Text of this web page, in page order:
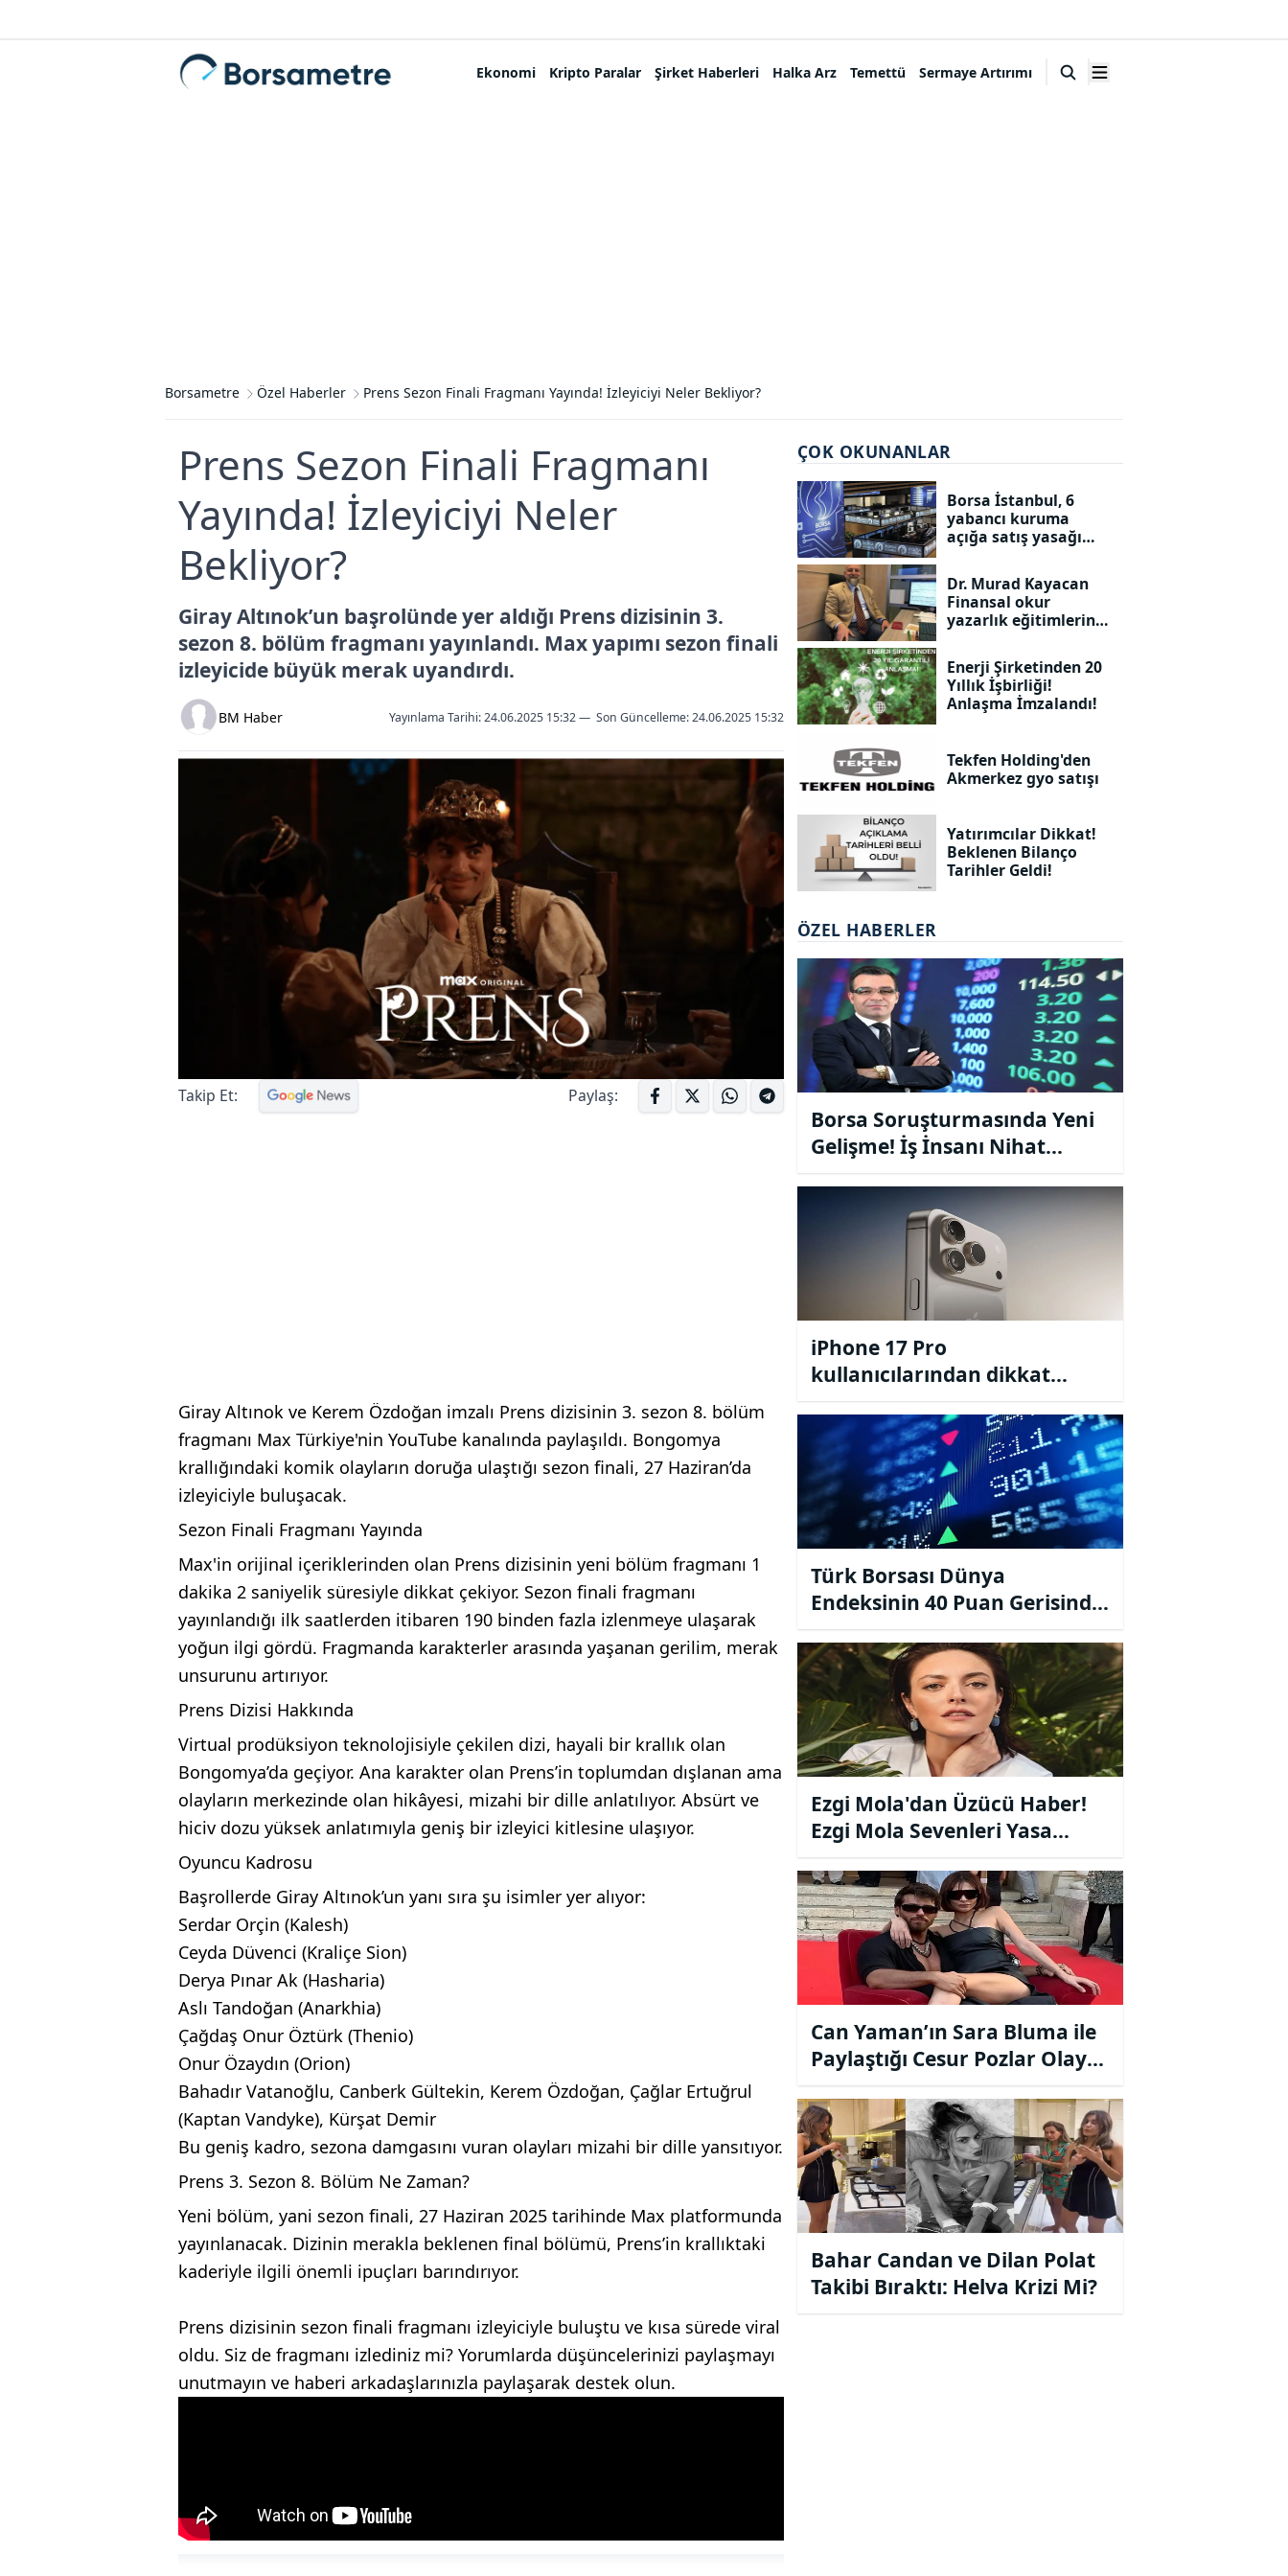
Ekonomi Kripto Paralar Şirket Haberleri Halka Arz Temettü Sermaye Artırımı
Borsametre Özel Haberler Prens Sezon Finali Fragmanı Yayında! İzleyiciyi Neler Bekliyor?
Prens Sezon Finali Fragmanı
Yayında! İzleyiciyi Neler
Bekliyor?
Giray Altınok’un başrolünde yer aldığı Prens dizisinin 3.
sezon 8. bölüm fragmanı yayınlandı. Max yapımı sezon finali
izleyicide büyük merak uyandırdı.
BM Haber Yayınlama Tarihi: 24.06.2025 15:32— Son Güncelleme:24.06.2025 15:32
Takip Et: Paylaş:
Giray Altınok ve Kerem Özdoğan imzalı Prens dizisinin 3. sezon 8. bölüm
fragmanı Max Türkiye'nin YouTube kanalında paylaşıldı. Bongomya
krallığındaki komik olayların doruğa ulaştığı sezon finali, 27 Haziran’da
izleyiciyle buluşacak.
Sezon Finali Fragmanı Yayında
Max'in orijinal içeriklerinden olan Prens dizisinin yeni bölüm fragmanı 1
dakika 2 saniyelik süresiyle dikkat çekiyor. Sezon finali fragmanı
yayınlandığı ilk saatlerden itibaren 190 binden fazla izlenmeye ulaşarak
yoğun ilgi gördü. Fragmanda karakterler arasında yaşanan gerilim, merak
unsurunu artırıyor.
Prens Dizisi Hakkında
Virtual prodüksiyon teknolojisiyle çekilen dizi, hayali bir krallık olan
Bongomya’da geçiyor. Ana karakter olan Prens’in toplumdan dışlanan ama
olayların merkezinde olan hikâyesi, mizahi bir dille anlatılıyor. Absürt ve
hiciv dozu yüksek anlatımıyla geniş bir izleyici kitlesine ulaşıyor.
Oyuncu Kadrosu
Başrollerde Giray Altınok’un yanı sıra şu isimler yer alıyor:
Serdar Orçin (Kalesh)
Ceyda Düvenci (Kraliçe Sion)
Derya Pınar Ak (Hasharia)
Aslı Tandoğan (Anarkhia)
Çağdaş Onur Öztürk (Thenio)
Onur Özaydın (Orion)
Bahadır Vatanoğlu, Canberk Gültekin, Kerem Özdoğan, Çağlar Ertuğrul
(Kaptan Vandyke), Kürşat Demir
Bu geniş kadro, sezona damgasını vuran olayları mizahi bir dille yansıtıyor.
Prens 3. Sezon 8. Bölüm Ne Zaman?
Yeni bölüm, yani sezon finali, 27 Haziran 2025 tarihinde Max platformunda
yayınlanacak. Dizinin merakla beklenen final bölümü, Prens’in krallıktaki
kaderiyle ilgili önemli ipuçları barındırıyor.
Prens dizisinin sezon finali fragmanı izleyiciyle buluştu ve kısa sürede viral
oldu. Siz de fragmanı izlediniz mi? Yorumlarda düşüncelerinizi paylaşmayı
unutmayın ve haberi arkadaşlarınızla paylaşarak destek olun.
ÇOK OKUNANLAR
Borsa İstanbul, 6
yabancı kuruma
açığa satış yasağı
Dr. Murad Kayacan
Finansal okur
yazarlık eğitimlerine
Enerji Şirketinden 20
Yıllık İşbirliği!
Anlaşma İmzalandı!
Tekfen Holding'den
Akmerkez gyo satışı
Yatırımcılar Dikkat!
Beklenen Bilanço
Tarihler Geldi!
ÖZEL HABERLER
Borsa Soruşturmasında Yeni
Gelişme! İş İnsanı Nihat
Özçelik Tahliye Edildi
iPhone 17 Pro
kullanıcılarından dikkat
çeken şikâyetler
Türk Borsası Dünya
Endeksinin 40 Puan Gerisinde:
Bu Fark Tesadüf Değil
Ezgi Mola'dan Üzücü Haber!
Ezgi Mola Sevenleri Yasa
Boğuldu!
Can Yaman’ın Sara Bluma ile
Paylaştığı Cesur Pozlar Olay
Yarattı
Bahar Candan ve Dilan Polat
Takibi Bıraktı: Helva Krizi Mi?